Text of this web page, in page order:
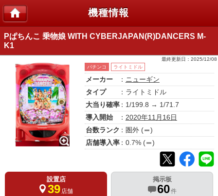
機種情報
Pぱちんこ 乗物娘 WITH CYBERJAPAN(R)DANCERS M‐
K1
最終更新日： 2025/12/08
パチンコ
ライトミドル
メーカー ： ニューギン
タイプ
：ライトミドル
大当り確率：1/199.8 → 1/71.7
導入開始
： 2020年11月16日
台数ランク： 圏外(
)
店舗導入率： 0.7% ( )
設置店
39 店舗
掲示板
60件